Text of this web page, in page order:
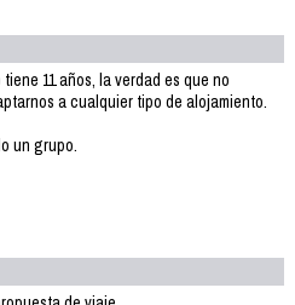
11 años, la verdad es que no
a cualquier tipo de alojamiento.
un grupo.